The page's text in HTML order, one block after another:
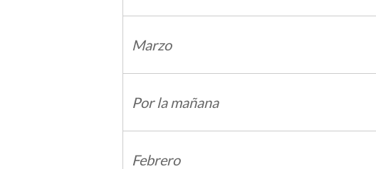
Marzo
Por la mañana
Febrero